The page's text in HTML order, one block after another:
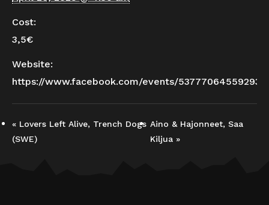
Cost:
3,5€
Website:
https://www.facebook.com/events/537770645592937/
« Lovers Left Alive, Trench Dogs
(SWE)
Aino & Hajonneet, Saa
Kiljua »